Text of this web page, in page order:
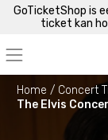
GoTicketShop is
ticket kan
Home Concert
The Elvis